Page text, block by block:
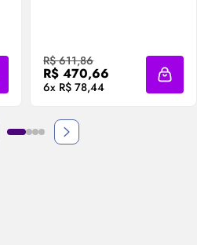
à sacola
R$ 611,86
R$ 470,66
6x R$ 78,44